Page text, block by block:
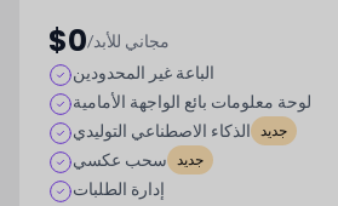
$0 /مجاني للأبد
الباعة غير المحدودين
لوحة معلومات بائع الواجهة الأمامية
الذكاء الاصطناعي التوليدي جديد
سحب عكسي جديد
إدارة الطلبات